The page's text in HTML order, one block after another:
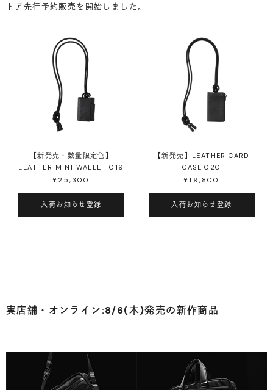
トア先行予約販売を開始しました。
【新発売・数量限定色】
LEATHER MINI WALLET 019
¥25,300
入荷お知らせ登録
【新発売】LEATHER CARD
CASE 020
¥19,800
入荷お知らせ登録
実店舗・オンライン:8/6(木)発売の新作商品